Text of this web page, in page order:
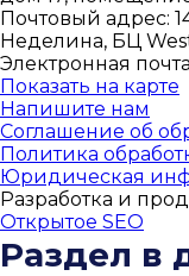
Почтовый адрес:
Неделина, БЦ
Электронная
Показать на карте
Напишите нам
Соглашение об
Политика
Юридическая
Разработка и
Открытое SEO
Раздел в